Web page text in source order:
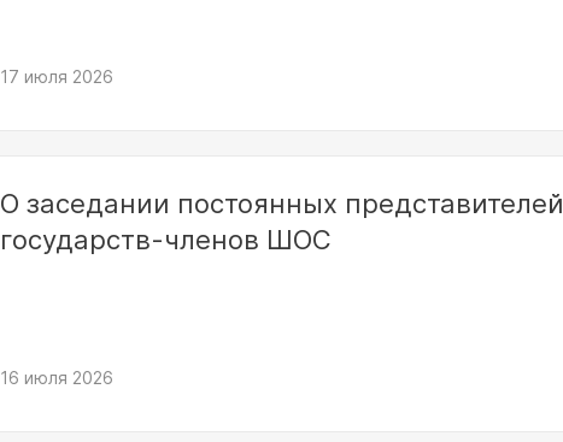
17 июля 2026
О заседании постоянных представителей
государств-членов ШОС
16 июля 2026